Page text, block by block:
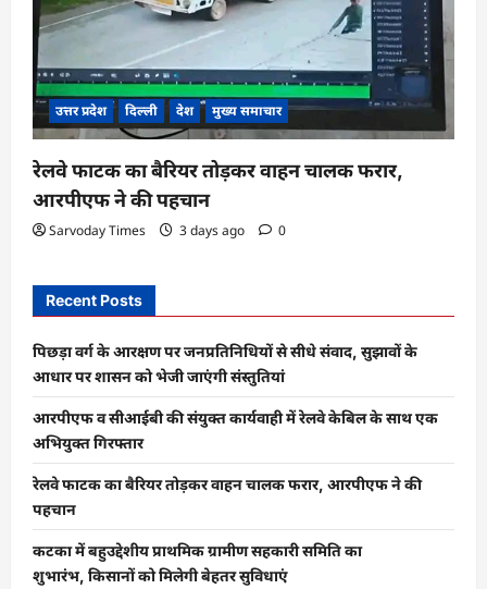
उत्तर प्रदेश दिल्ली देश मुख्य समाचार
रेलवे फाटक का बैरियर तोड़कर वाहन चालक फरार,
आरपीएफ ने की पहचान
Sarvoday Times 3 days ago 0
Recent Posts
पिछड़ा वर्ग के आरक्षण पर जनप्रतिनिधियों से सीधे संवाद, सुझावों के
आधार पर शासन को भेजी जाएंगी संस्तुतियां
आरपीएफ व सीआईबी की संयुक्त कार्यवाही में रेलवे केबिल के साथ एक
अभियुक्त गिरफ्तार
रेलवे फाटक का बैरियर तोड़कर वाहन चालक फरार, आरपीएफ ने की
पहचान
कटका में बहुउद्देशीय प्राथमिक ग्रामीण सहकारी समिति का
शुभारंभ, किसानों को मिलेगी बेहतर सुविधाएं